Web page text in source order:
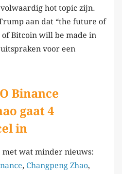
hot topic zijn.
aan dat “the future of
Bitcoin will be made in
voor een
Binance
gaat 4
in
met wat minder nieuws:
, Changpeng Zhao,